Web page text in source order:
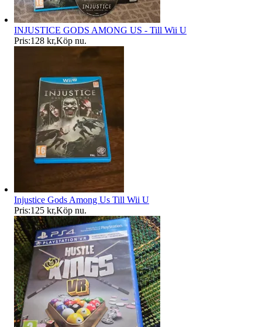
INJUSTICE GODS AMONG US - Till Wii U
Pris:128 kr,Köp nu.
Injustice Gods Among Us Till Wii U
Pris:125 kr,Köp nu.